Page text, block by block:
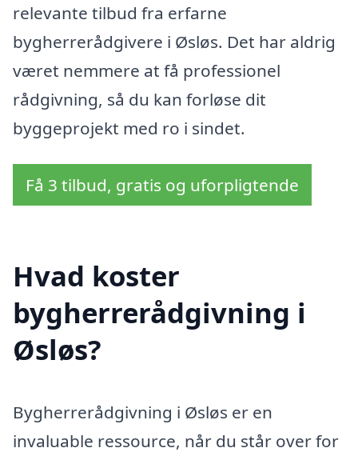
relevante tilbud fra erfarne
bygherrerådgivere i Øsløs. Det har aldrig
været nemmere at få professionel
rådgivning, så du kan forløse dit
byggeprojekt med ro i sindet.
Få 3 tilbud, gratis og uforpligtende
Hvad koster
bygherrerådgivning i
Øsløs?
Bygherrerådgivning i Øsløs er en
invaluable ressource, når du står over for